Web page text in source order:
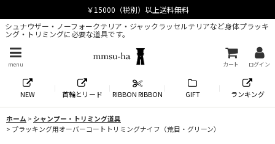
シュナウザー・ノーフォークテリア・ジャックラッセルテリアなど身体プラッキ
ング・トリミングに必要な道具です。
menu カート ログイン
NEW 首輪とリード RIBBON RIBBON GIFT ランキング
ホーム> シャンプー・トリミング道具
> プラッキング用オーバーコートトリミングナイフ（荒目・グリーン）